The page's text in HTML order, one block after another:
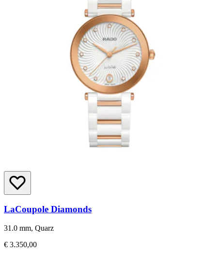
LaCoupole Diamonds
31.0 mm, Quarz
€ 3.350,00